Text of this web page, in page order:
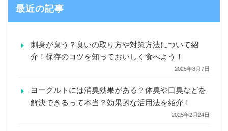
最近の記事
刺身が臭う？臭いの取り方や対策方法について紹
介！保存のコツを知っておいしく食べよう！
2025年8月7日
ヨーグルトには消臭効果がある？体臭や口臭などを
解決できるって本当？効果的な活用法を紹介！
2025年2月24日